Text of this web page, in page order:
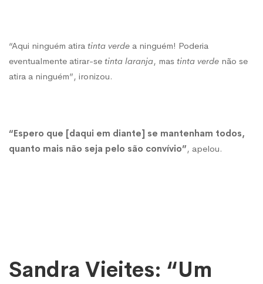
“Aqui ninguém atira tinta verde a ninguém! Poderia
eventualmente atirar-se tinta laranja, mas tinta verde não se
atira a ninguém”, ironizou.
“Espero que [daqui em diante] se mantenham todos,
quanto mais não seja pelo são convívio”, apelou.
Sandra Vieites: “Um